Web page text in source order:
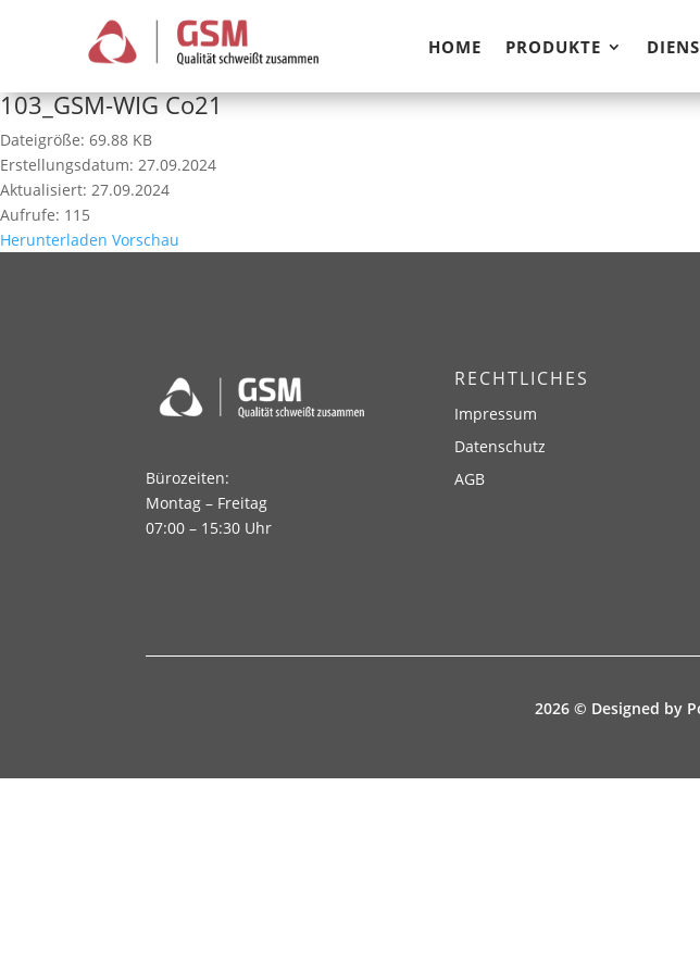
HOME PRODUKTE
103_GSM-WIG Co21
Dateigröße: 69.88 KB
Erstellungsdatum: 27.09.2024
Aktualisiert: 27.09.2024
Aufrufe: 115
Herunterladen Vorschau
Bürozeiten:
Montag – Freitag
07:00 – 15:30 Uhr
RECHTLICHES
Impressum
Datenschutz
AGB
2026 © Designed by